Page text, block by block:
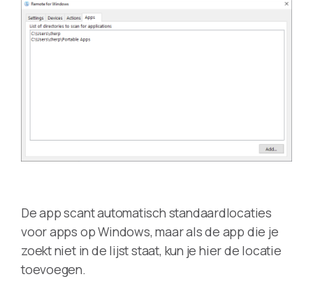
De app scant automatisch standaardlocaties
voor apps op Windows, maar als de app die je
zoekt niet in de lijst staat, kun je hier de locatie
toevoegen.